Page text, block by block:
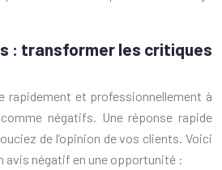
: transformer les critiques
rapidement et professionnellement à
négatifs. Une réponse rapide
de l’opinion de vos clients. Voici
avis négatif en une opportunité :